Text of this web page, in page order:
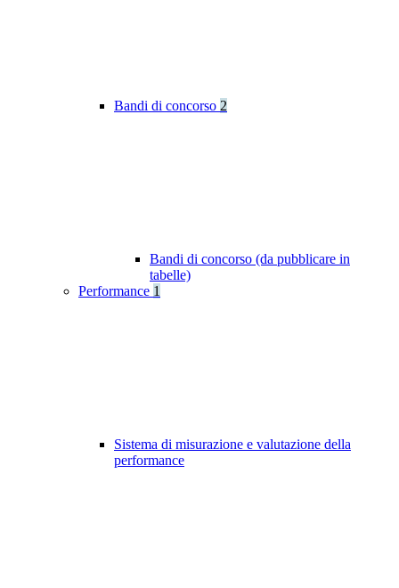
Bandi di concorso 2
Bandi di concorso (da pubblicare in
tabelle)
Performance 1
Sistema di misurazione e valutazione della
performance